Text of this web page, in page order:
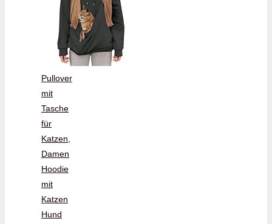
Pullover
mit
Tasche
für
Katzen,
Damen
Hoodie
mit
Katzen
Hund